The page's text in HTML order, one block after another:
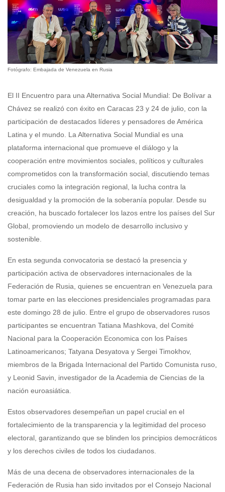
Fotógrafo: Embajada de Venezuela en Rusia
El II Encuentro para una Alternativa Social Mundial: De Bolívar a
Chávez se realizó con éxito en Caracas 23 y 24 de julio, con la
participación de destacados líderes y pensadores de América
Latina y el mundo. La Alternativa Social Mundial es una
plataforma internacional que promueve el diálogo y la
cooperación entre movimientos sociales, políticos y culturales
comprometidos con la transformación social, discutiendo temas
cruciales como la integración regional, la lucha contra la
desigualdad y la promoción de la soberanía popular. Desde su
creación, ha buscado fortalecer los lazos entre los países del Sur
Global, promoviendo un modelo de desarrollo inclusivo y
sostenible.
En esta segunda convocatoria se destacó la presencia y
participación activa de observadores internacionales de la
Federación de Rusia, quienes se encuentran en Venezuela para
tomar parte en las elecciones presidenciales programadas para
este domingo 28 de julio. Entre el grupo de observadores rusos
participantes se encuentran Tatiana Mashkova, del Comité
Nacional para la Cooperación Economica con los Países
Latinoamericanos; Tatyana Desyatova y Sergei Timokhov,
miembros de la Brigada Internacional del Partido Comunista ruso,
y Leonid Savin, investigador de la Academia de Ciencias de la
nación euroasiática.
Estos observadores desempeñan un papel crucial en el
fortalecimiento de la transparencia y la legitimidad del proceso
electoral, garantizando que se blinden los principios democráticos
y los derechos civiles de todos los ciudadanos.
Más de una decena de observadores internacionales de la
Federación de Rusia han sido invitados por el Consejo Nacional